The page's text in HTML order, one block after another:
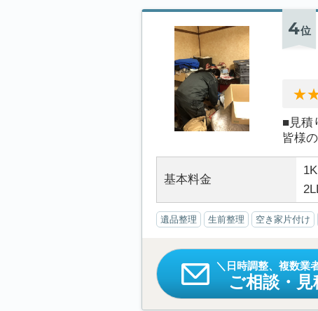
4位
■見積
皆様
基本料金
1K
遺品整理 生前整理 空き家片付け
日時調整、複数業
ご相談・